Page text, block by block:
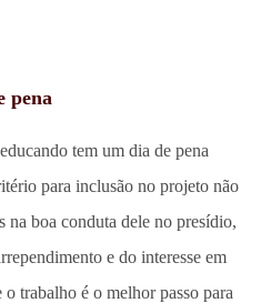
pena
tem um dia de pena
para inclusão no projeto não
na boa conduta dele no presídio,
e do interesse em
trabalho é o melhor passo para